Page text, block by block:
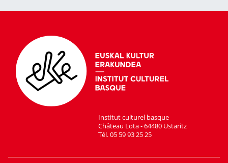
Institut culturel basque
Château Lota - 64480 Ustaritz
Tél. 05 59 93 25 25